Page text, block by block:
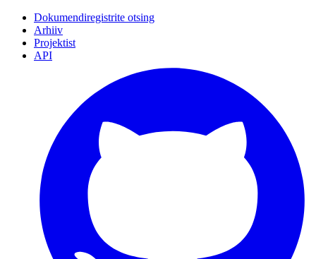
Dokumendiregistrite otsing
Arhiiv
Projektist
API